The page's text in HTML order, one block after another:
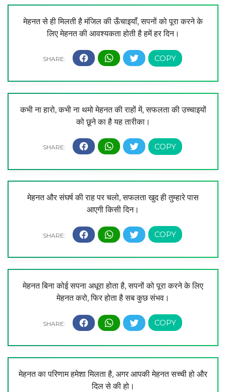
मेहनत से ही मिलती है मंजिल की ऊँचाइयाँ, सपनों को पूरा करने के
लिए मेहनत की आवश्यकता होती है हमें हर दिन।
कभी ना हारो, कभी ना थमो मेहनत की राहों में, सफलता की उच्चाइयों
को छूने का है यह तारीका।
मेहनत और संघर्ष की राह पर चलो, सफलता खुद ही तुम्हारे पास
आएगी किसी दिन।
मेहनत बिना कोई सपना अधूरा होता है, सपनों को पूरा करने के लिए
मेहनत करो, फिर होता है सब कुछ संभव।
मेहनत का परिणाम हमेशा मिलता है, अगर आपकी मेहनत सच्ची हो और
दिल से की हो।